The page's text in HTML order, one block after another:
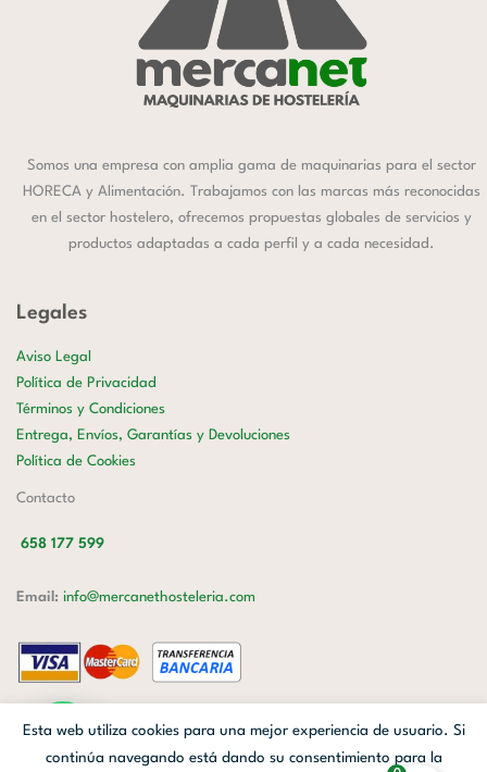
Somos una empresa con amplia gama de maquinarias para el sector
HORECA y Alimentación. Trabajamos con las marcas más reconocidas
en el sector hostelero, ofrecemos propuestas globales de servicios y
productos adaptadas a cada perfil y a cada necesidad.
Legales
Aviso Legal
Política de Privacidad
Términos y Condiciones
Entrega, Envíos, Garantías y Devoluciones
Política de Cookies
Contacto
658 177 599
Email: info@mercanethosteleria.com
Mercanet © 2026.| Diseñado porAvanzada Digital| Webmaster
Esta web utiliza cookies para una mejor experiencia de usuario. Si
continúa navegando está dando su consentimiento para la